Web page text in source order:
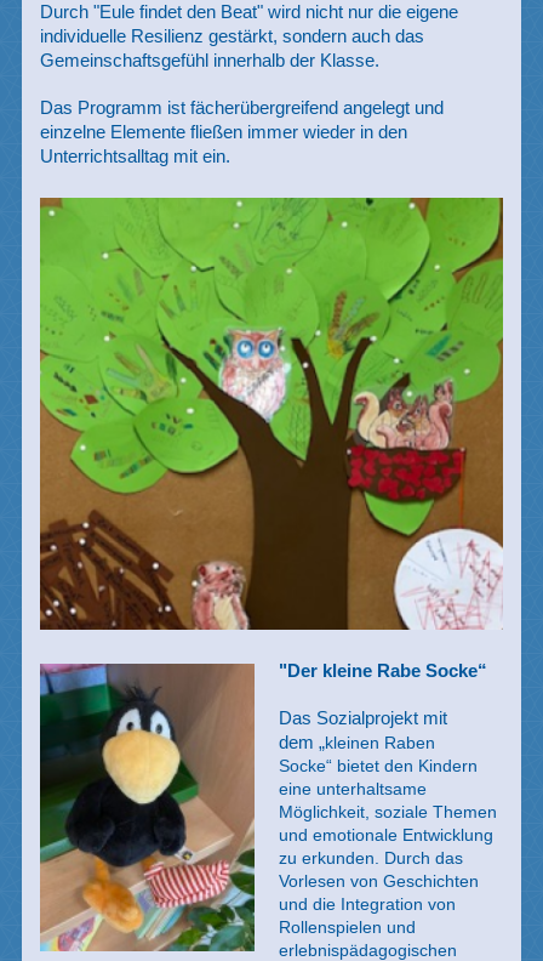
Durch "Eule findet den Beat" wird nicht nur die eigene
individuelle Resilienz gestärkt, sondern auch das
Gemeinschaftsgefühl innerhalb der Klasse.
Das Programm ist fächerübergreifend angelegt und
einzelne Elemente fließen immer wieder in den
Unterrichtsalltag mit ein.
"Der kleine Rabe Socke“
Das Sozialprojekt mit
dem „kleinen Raben
Socke“bietet den Kindern
eine unterhaltsame
Möglichkeit, soziale Themen
und emotionale Entwicklung
zu erkunden. Durch das
Vorlesen von Geschichten
und die Integration von
Rollenspielen und
erlebnispädagogischen